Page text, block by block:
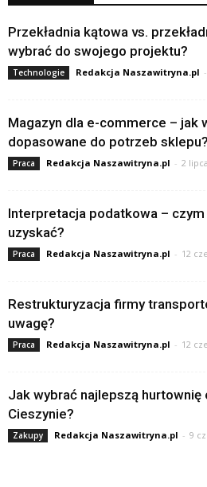
Przekładnia kątowa vs.
wybrać do swojego projektu?
Technologie Redakcja Naszawitryna.pl -
Magazyn dla e-commerce – jak
dopasowane do potrzeb sklepu?
Praca Redakcja Naszawitryna.pl - 2
Interpretacja podatkowa –
uzyskać?
Praca Redakcja Naszawitryna.pl - 12
Restrukturyzacja firmy
uwagę?
Praca Redakcja Naszawitryna.pl - 12
Jak wybrać najlepszą hurtownię
Cieszynie?
Zakupy Redakcja Naszawitryna.pl - 9